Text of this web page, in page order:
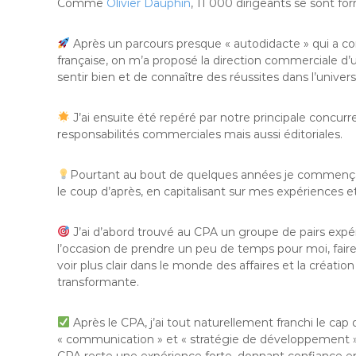
Comme Olivier Dauphin, 11 000 dirigeants se sont
Après un parcours presque « autodidacte » qui a
française, on m’a proposé la direction commerciale
sentir bien et de connaître des réussites dans
J’ai ensuite été repéré par notre principale
responsabilités commerciales mais aussi éditoriales.
Pourtant au bout de quelques années je
le coup d’après, en capitalisant sur mes
J’ai d’abord trouvé au CPA un groupe de pairs
l’occasion de prendre un peu de temps pour moi,
voir plus clair dans le monde des affaires et la
transformante.
Après le CPA, j’ai tout naturellement franchi le
« communication » et « stratégie de développement